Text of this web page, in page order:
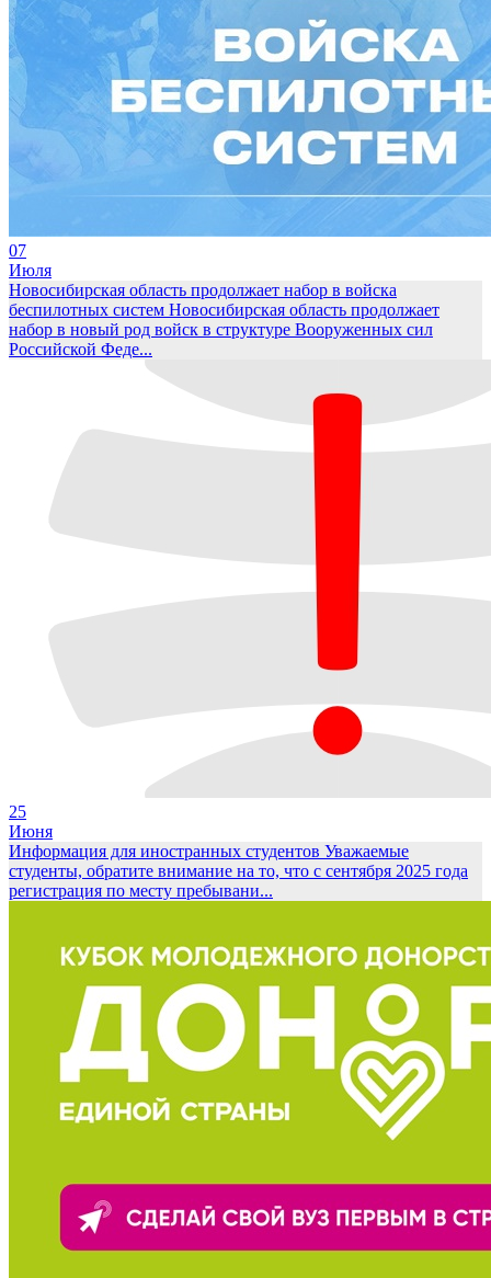
07
Июля
Новосибирская область продолжает набор в войска
беспилотных систем Новосибирская область продолжает
набор в новый род войск в структуре Вооруженных сил
Российской Феде...
25
Июня
Информация для иностранных студентов Уважаемые
студенты, обратите внимание на то, что с сентября 2025 года
регистрация по месту пребывани...